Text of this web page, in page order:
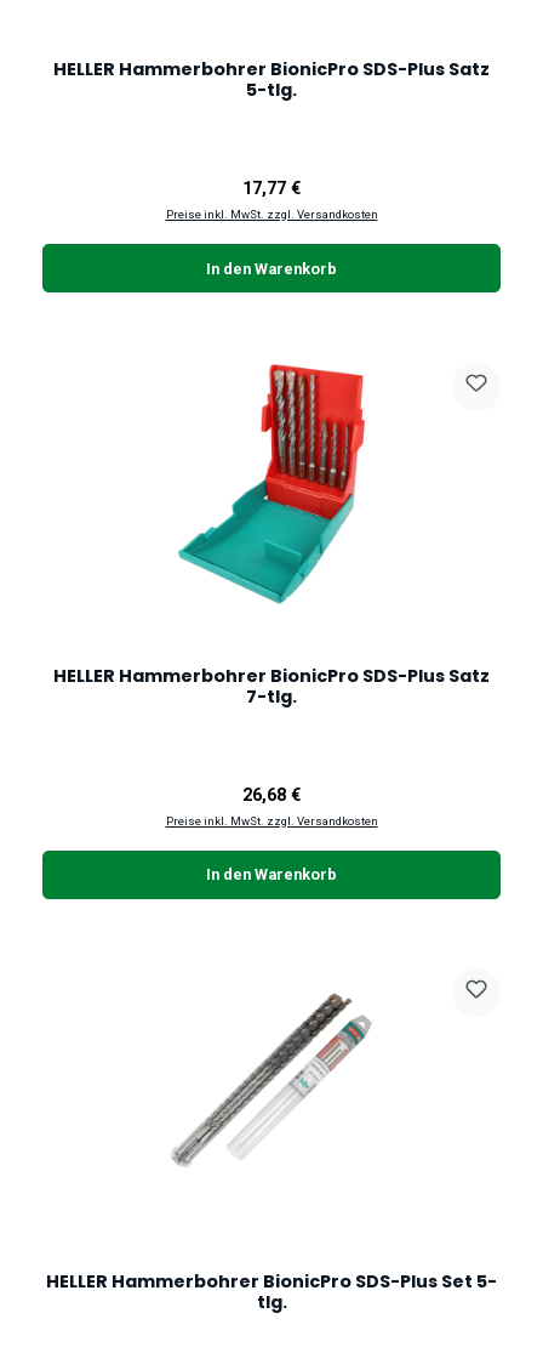
HELLER Hammerbohrer BionicPro SDS-Plus Satz
5-tlg.
Regulärer Preis:
17,77 €
Preise inkl. MwSt. zzgl. Versandkosten
In den Warenkorb
HELLER Hammerbohrer BionicPro SDS-Plus Satz
7-tlg.
Regulärer Preis:
26,68 €
Preise inkl. MwSt. zzgl. Versandkosten
In den Warenkorb
HELLER Hammerbohrer BionicPro SDS-Plus Set 5-
tlg.